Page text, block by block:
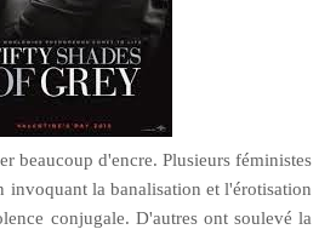
beaucoup d'encre. Plusieurs féministes
invoquant la banalisation et l'érotisation
conjugale. D'autres ont soulevé la